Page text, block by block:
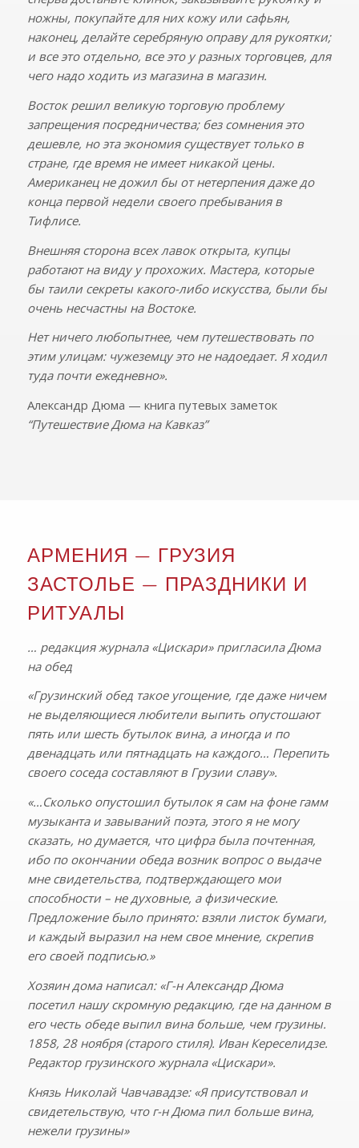
ножны, покупайте для них кожу или сафьян,
наконец, делайте серебряную оправу для рукоятки;
и все это отдельно, все это у разных торговцев, для
чего надо ходить из магазина в магазин.
Восток решил великую торговую проблему
запрещения посредничества; без сомнения это
дешевле, но эта экономия существует только в
стране, где время не имеет никакой цены.
Американец не дожил бы от нетерпения даже до
конца первой недели своего пребывания в
Тифлисе.
Внешняя сторона всех лавок открыта, купцы
работают на виду у прохожих. Мастера, которые
бы таили секреты какого-либо искусства, были бы
очень несчастны на Востоке.
Нет ничего любопытнее, чем путешествовать по
этим улицам: чужеземцу это не надоедает. Я ходил
туда почти ежедневно».
Александр Дюма — книга путевых заметок
“Путешествие Дюма на Кавказ”
АРМЕНИЯ — ГРУЗИЯ
ЗАСТОЛЬЕ — ПРАЗДНИКИ И
РИТУАЛЫ
… редакция журнала «Цискари» пригласила Дюма
на обед
«Грузинский обед такое угощение, где даже ничем
не выделяющиеся любители выпить опустошают
пять или шесть бутылок вина, а иногда и по
двенадцать или пятнадцать на каждого… Перепить
своего соседа составляют в Грузии славу».
«…Сколько опустошил бутылок я сам на фоне гамм
музыканта и завываний поэта, этого я не могу
сказать, но думается, что цифра была почтенная,
ибо по окончании обеда возник вопрос о выдаче
мне свидетельства, подтверждающего мои
способности – не духовные, а физические.
Предложение было принято: взяли листок бумаги,
и каждый выразил на нем свое мнение, скрепив
его своей подписью.»
Хозяин дома написал: «Г-н Александр Дюма
посетил нашу скромную редакцию, где на данном в
его честь обеде выпил вина больше, чем грузины.
1858, 28 ноября (старого стиля). Иван Кереселидзе.
Редактор грузинского журнала «Цискари».
Князь Николай Чавчавадзе: «Я присутствовал и
свидетельствую, что г-н Дюма пил больше вина,
нежели грузины»